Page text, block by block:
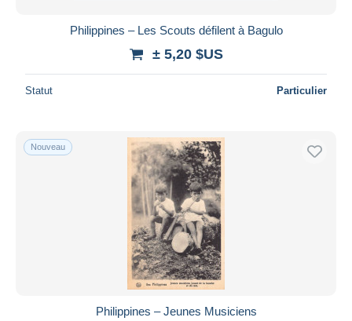
Philippines – Les Scouts défilent à Bagulo
± 5,20 $US
Statut Particulier
Nouveau
Philippines – Jeunes Musiciens